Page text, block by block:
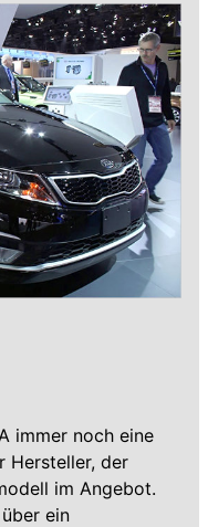
immer noch eine
Hersteller, der
im Angebot.
ein